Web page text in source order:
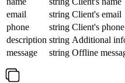
email
string Client's email
phone
string Client's
description string Additional
message
string Offline